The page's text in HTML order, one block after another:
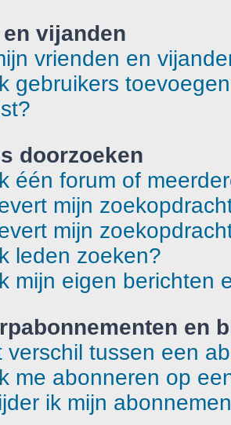
vijanden
vrienden en
gebruikers
doorzoeken
één forum of
mijn
mijn
leden zoeken?
mijn eigen berichten
en
verschil tussen een
me abonneren op
ik mijn